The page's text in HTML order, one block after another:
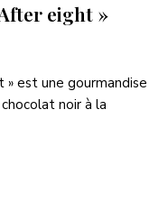
eight »
est une gourmandise
noir à la